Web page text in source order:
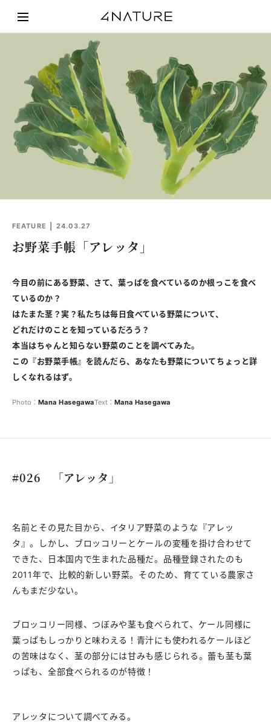
お野菜手帳「アレッタ」
FEATURE 24.03.27
今目の前にある野菜、さて、葉っぱを食べているのか根っこを食べ
ているのか？
はたまた茎？実？私たちは毎日食べている野菜について、
どれだけのことを知っているだろう？
本当はちゃんと知らない野菜のことを調べてみた。
この『お野菜手帳』を読んだら、あなたも野菜についてちょっと詳
しくなれるはず。
Photo： Mana HasegawaText： Mana Hasegawa
#026 「アレッタ」
名前とその見た目から、イタリア野菜のような『アレッ
タ』。しかし、ブロッコリーとケールの変種を掛け合わせて
できた、日本国内で生まれた品種だ。品種登録されたのも
2011年で、比較的新しい野菜。そのため、育てている農家さ
んもまだ少ない。
ブロッコリー同様、つぼみや茎も食べられて、ケール同様に
葉っぱもしっかりと味わえる！青汁にも使われるケールほど
の苦味はなく、茎の部分には甘みも感じられる。蕾も茎も葉
っぱも、全部食べられるのが特徴！
アレッタについて調べてみる。